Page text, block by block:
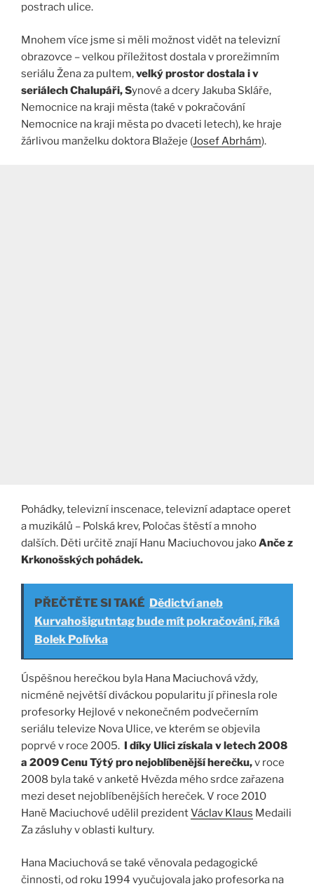
postrach ulice.
Mnohem více jsme si měli možnost vidět na televizní
obrazovce – velkou příležitost dostala v prorežimním
seriálu Žena za pultem,velký prostor dostala i v
seriálech Chalupáři, Synové a dcery Jakuba Skláře,
Nemocnice na kraji města (také v pokračování
Nemocnice na kraji města po dvaceti letech), ke hraje
žárlivou manželku doktora Blažeje (Josef Abrhám).
Pohádky, televizní inscenace, televizní adaptace operet
a muzikálů – Polská krev, Poločas štěstí a mnoho
dalších. Děti určitě znají Hanu Maciuchovou jakoAnče z
Krkonošských pohádek.
PŘEČTĚTE SI TAKÉ Dědictví aneb
Kurvahošigutntag bude mít pokračování, říká
Bolek Polívka
Úspěšnou herečkou byla Hana Maciuchová vždy,
nicméně největší diváckou popularitu jí přinesla role
profesorky Hejlové v nekonečném podvečerním
seriálu televize Nova Ulice, ve kterém se objevila
poprvé v roce 2005.
I díky Ulici získala v letech 2008
a 2009 Cenu Týtý pro nejoblíbenější herečku,v roce
2008 byla také v anketě Hvězda mého srdce zařazena
mezi deset nejoblíbenějších hereček. V roce 2010
Haně Maciuchové udělil prezidentVáclav Klaus Medaili
Za zásluhy v oblasti kultury.
Hana Maciuchová se také věnovala pedagogické
činnosti, od roku 1994 vyučujovala jako profesorka na